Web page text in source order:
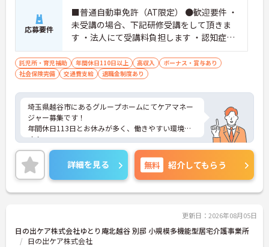
応募要件
■普通自動車免許（AT限定） ●歓迎要件 ・
未受講の場合、下記研修受講をして頂きま
す ・法人にて受講料負担します ・認知症介
護実践者研修（必須） ・小規模多機能型サ
ービス等計画作成担当者研修（必須）
託児所・育児補助 年間休日110日以上 高収入
ボーナス・賞与あり
社会保険完備
交通費支給 退職金制度あり
埼玉県越谷市にあるグループホームにてケアマネー
ジャー募集です！
年間休日113日とお休みが多く、働きやすい環境で
す！
ご興味のある方には、面接対策ポイントなど、さら
に詳細をお話しいたしますので、お気軽にご相談く
ださい。
詳細を見る 無料 紹介してもらう
更新日：2026年08月05日
日の出ケア株式会社ゆとり庵北越谷 別邸 小規模多機能型居宅介護事業所
日の出ケア株式会社